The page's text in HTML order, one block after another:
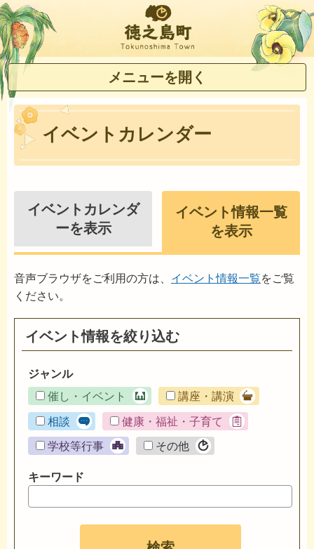
徳之島町
メニューを開く
イベントカレンダー
イベントカレンダ
ーを表示
イベント情報一覧
を表示
音声ブラウザをご利用の方は、 イベント情報一覧をご覧
ください。
イベント情報を絞り込む
ジャンル
催し・イベント
講座・講演
相談 健康・福祉・子育て
学校等行事 その他
キーワード